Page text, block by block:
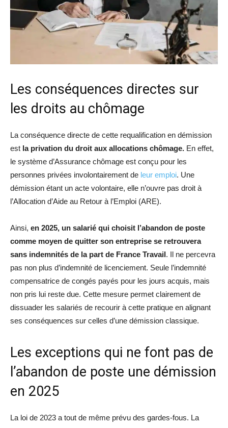
Les conséquences directes sur
les droits au chômage
La conséquence directe de cette requalification en démission
est la privation du droit aux allocations chômage. En effet,
le système d’Assurance chômage est conçu pour les
personnes privées involontairement de leur emploi. Une
démission étant un acte volontaire, elle n’ouvre pas droit à
l’Allocation d’Aide au Retour à l’Emploi (ARE).
Ainsi, en 2025, un salarié qui choisit l’abandon de poste
comme moyen de quitter son entreprise se retrouvera
sans indemnités de la part de France Travail. Il ne percevra
pas non plus d’indemnité de licenciement. Seule l’indemnité
compensatrice de congés payés pour les jours acquis, mais
non pris lui reste due. Cette mesure permet clairement de
dissuader les salariés de recourir à cette pratique en alignant
ses conséquences sur celles d’une démission classique.
Les exceptions qui ne font pas de
l’abandon de poste une démission
en 2025
La loi de 2023 a tout de même prévu des gardes-fous. La